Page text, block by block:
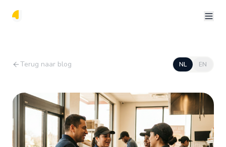
Terug naar blog NL EN